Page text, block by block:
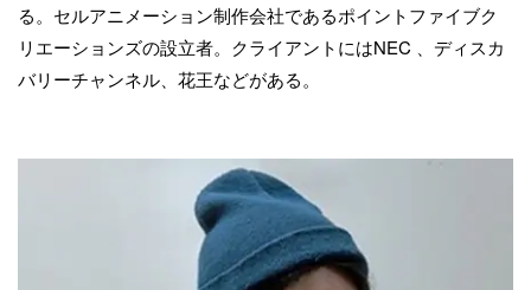
る。セルアニメーション制作会社であるポイントファイブク
リエーションズの設立者。クライアントにはNEC 、ディスカ
バリーチャンネル、花王などがある。